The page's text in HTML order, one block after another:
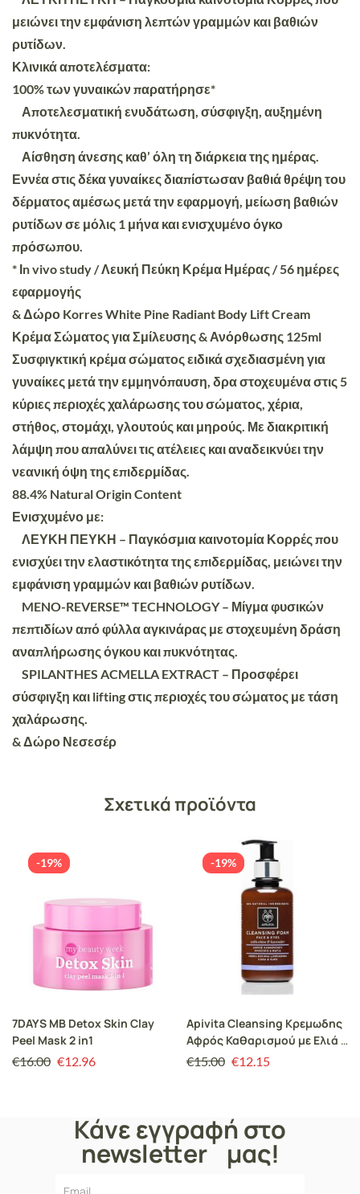
μειώνει την εμφάνιση λεπτών γραμμών και βαθιών
ρυτίδων.
Κλινικά αποτελέσματα:
100% των γυναικών παρατήρησε*
Αποτελεσματική ενυδάτωση, σύσφιγξη, αυξημένη
πυκνότητα.
Αίσθηση άνεσης καθ’ όλη τη διάρκεια της ημέρας.
Εννέα στις δέκα γυναίκες διαπίστωσαν βαθιά θρέψη του
δέρματος αμέσως μετά την εφαρμογή, μείωση βαθιών
ρυτίδων σε μόλις 1 μήνα και ενισχυμένο όγκο
πρόσωπου.
* Ιn vivo study / Λευκή Πεύκη Κρέμα Ημέρας / 56 ημέρες
εφαρμογής
& Δώρο Korres White Pine Radiant Body Lift Cream
Κρέμα Σώματος για Σμίλευσης & Ανόρθωσης 125ml
Συσφιγκτική κρέμα σώματος ειδικά σχεδιασμένη για
γυναίκες μετά την εμμηνόπαυση, δρα στοχευμένα στις 5
κύριες περιοχές χαλάρωσης του σώματος, χέρια,
στήθος, στομάχι, γλουτούς και μηρούς. Με διακριτική
λάμψη που απαλύνει τις ατέλειες και αναδεικνύει την
νεανική όψη της επιδερμίδας.
88.4% Natural Origin Content
Ενισχυμένο με:
ΛΕΥΚΗ ΠΕΥΚΗ – Παγκόσμια καινοτομία Κορρές που
ενισχύει την ελαστικότητα της επιδερμίδας, μειώνει την
εμφάνιση γραμμών και βαθιών ρυτίδων.
MENO-REVERSE™ TECHNOLOGY – Μίγμα φυσικών
πεπτιδίων από φύλλα αγκινάρας με στοχευμένη δράση
αναπλήρωσης όγκου και πυκνότητας.
SPILANTHES ACMELLA EXTRACT – Προσφέρει
σύσφιγξη και lifting στις περιοχές του σώματος με τάση
χαλάρωσης.
& Δώρο Νεσεσέρ
Σχετικά προϊόντα
-19%
7DAYS MB Detox Skin Clay
Peel Mask 2 in1
€16.00 €12.96
-19%
Apivita Cleansing Κρεμωδης
Αφρός Καθαρισμού με Ελιά &
Λεβάντα 200ml
€15.00 €12.15
Κάνε εγγραφή στο
newsletter μας!